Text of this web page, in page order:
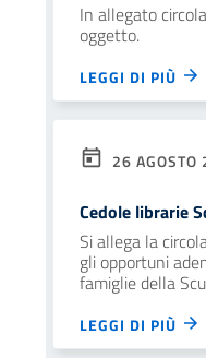
In allegato
oggetto.
LEGGI DI PIÙ
26 AGOSTO
Cedole librarie
Si allega la
gli opportuni
famiglie della
LEGGI DI PIÙ